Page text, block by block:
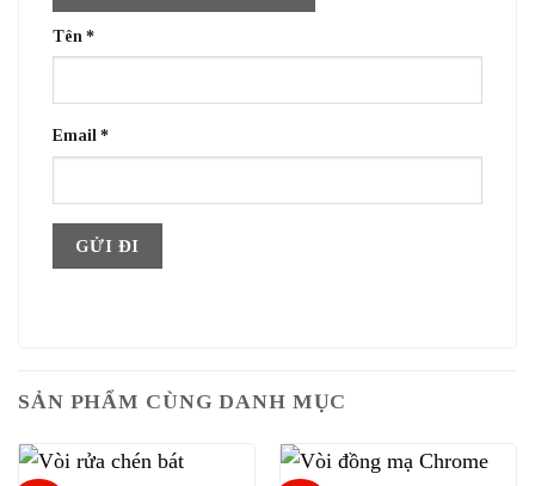
Tên *
Email *
SẢN PHẨM CÙNG DANH MỤC